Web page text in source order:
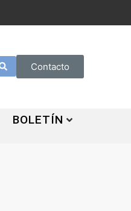
Contacto
BOLETÍN